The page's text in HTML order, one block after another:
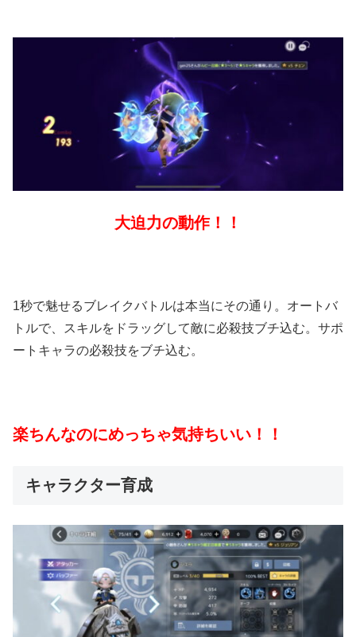
大迫力の動作！！
1秒で魅せるブレイクバトルは本当にその通り。オートバ
トルで、スキルをドラッグして敵に必殺技ブチ込む。サポ
ートキャラの必殺技をブチ込む。
楽ちんなのにめっちゃ気持ちいい！！
キャラクター育成